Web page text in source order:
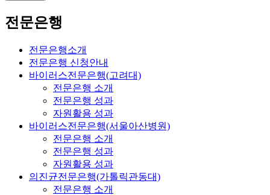
전문은행
전문은행소개
전문은행 신청안내
바이러스전문은행(고려대)
전문은행 소개
전문은행 성과
자원활용 성과
바이러스전문은행(서울아산병원)
전문은행 소개
전문은행 성과
자원활용 성과
의진균전문은행(가톨릭관동대)
전문은행 소개